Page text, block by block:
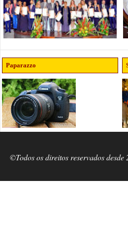
Paparazzo
©Todos os direitos reservados